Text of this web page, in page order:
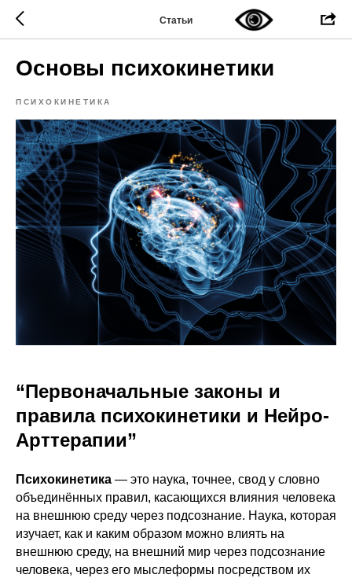
Статьи
Основы психокинетики
ПСИХОКИНЕТИКА
“Первоначальные законы и
правила психокинетики и Нейро-
Арттерапии”
Психокинетика — это наука, точнее, свод у словно
объединённых правил, касающихся влияния человека
на внешнюю среду через подсознание. Наука, которая
изучает, как и каким образом можно влиять на
внешнюю среду, на внешний мир через подсознание
человека, через его мыслеформы посредством их